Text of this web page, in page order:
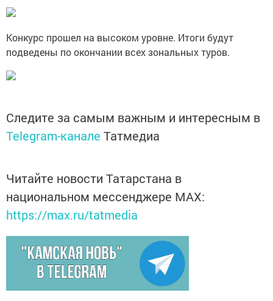
Конкурс прошел на высоком уровне. Итоги будут
подведены по окончании всех зональных туров.
Следите за самым важным и интересным в
Telegram-канале Татмедиа
Читайте новости Татарстана в
национальном мессенджере MАХ:
https://max.ru/tatmedia